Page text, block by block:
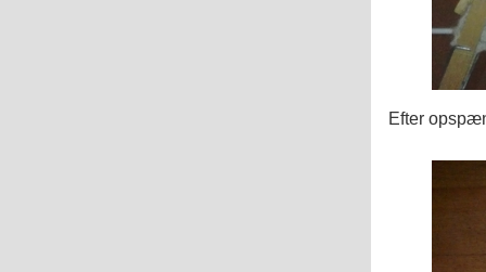
Efter